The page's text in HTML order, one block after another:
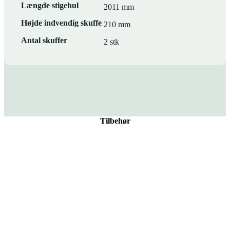
Længde stigehul
2011 mm
Højde indvendig skuffe 210 mm
Antal skuffer
2 stk
Tilbehør